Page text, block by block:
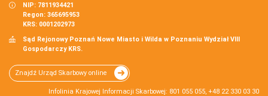
NIP: 7811934421
Regon: 365695953
KRS: 0001202973
Sąd Rejonowy Poznań Nowe Miasto i Wilda w Poznaniu Wydział VIII
Gospodarczy KRS.
Znajdź Urząd Skarbowy online
Infolinia Krajowej Informacji Skarbowej: 801 055 055, +48 22 330 03 30